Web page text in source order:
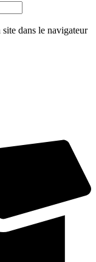
dans le navigateur